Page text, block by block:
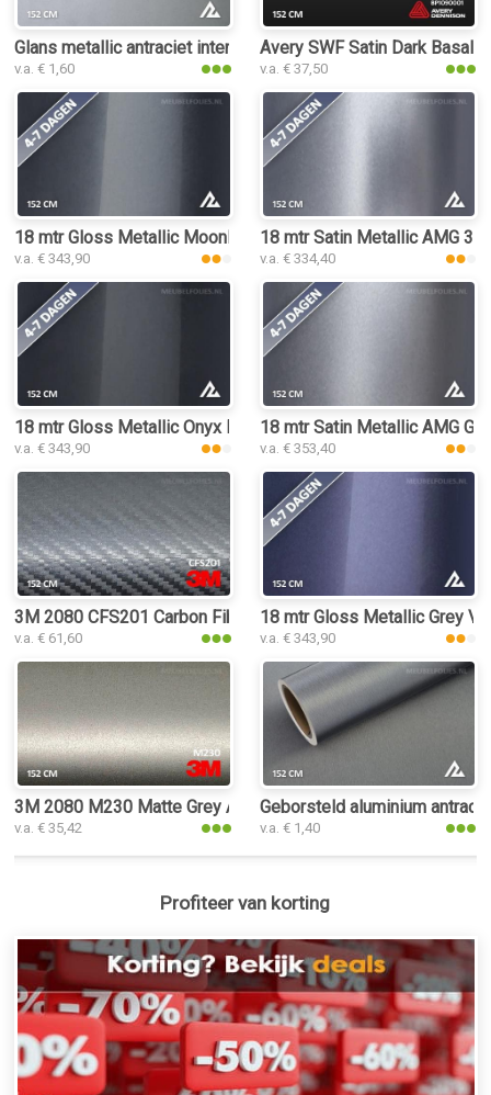
Glans metallic antraciet interieurfolie
v.a. € 1,60
Avery SWF Satin Dark Basalt
v.a. € 37,50
18 mtr Gloss Metallic Moonlight Grey 3179 interieurfolie
v.a. € 343,90
18 mtr Satin Metallic AMG
v.a. € 334,40
18 mtr Gloss Metallic Onyx Dark Grey 3164 interieurfolie
v.a. € 343,90
18 mtr Satin Metallic AMG
v.a. € 353,40
3M 2080 CFS201 Carbon Fiber Anthracite interieurfolie
v.a. € 61,60
18 mtr Gloss Metallic Grey
v.a. € 343,90
3M 2080 M230 Matte Grey Aluminium interieurfolie
v.a. € 35,42
Geborsteld aluminium
v.a. € 1,40
Profiteer van korting